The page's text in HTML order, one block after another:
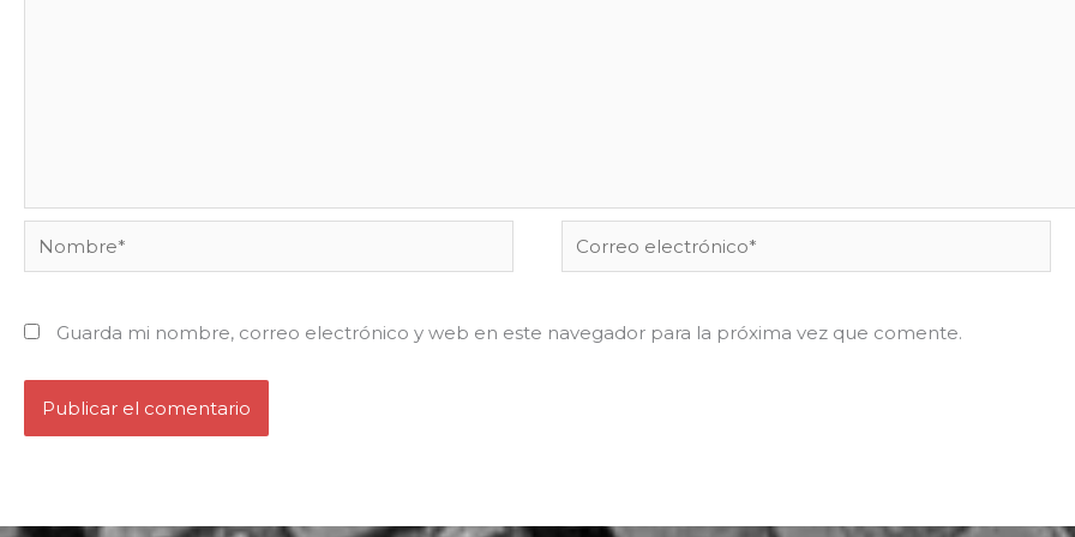
Nombre*
Correo
electrónico*
Guarda mi nombre, correo electrónico y web en este navegador para la próxima vez que comente.